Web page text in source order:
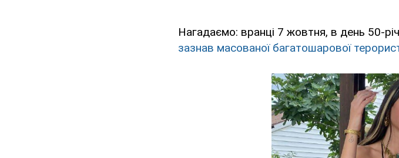
Нагадаємо: вранці 7 жовтня, в день 50-
зазнав масованої багатошарової